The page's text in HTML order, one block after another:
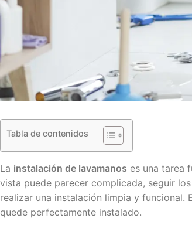
Tabla de contenidos
La instalación de lavamanos es una tarea
vista puede parecer complicada, seguir
realizar una instalación limpia y funcional.
quede perfectamente instalado.